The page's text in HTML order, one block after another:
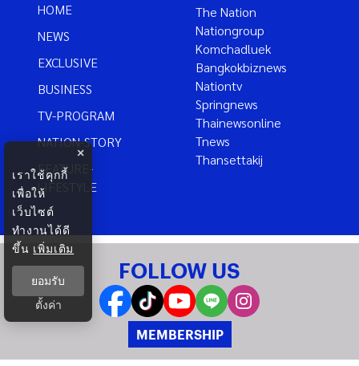
HOME
NEWS
EXCLUSIVE
BUSINESS
TV-PROGRAM
NATION-STORY
FEATURE-
LIFESTYLE
The Nation
Nationgroup
Komchadluek
Bangkokbiznews
Nationtv
Springnews
Thainewsonline
Tnews
Thansettakij
FOLLOW US
MEMBERSHIP
×
เราใช้คุกกี้
เพื่อให้
เว็บไซต์
ทำงานได้ดี
ขึ้น เพิ่มเติม
ยอมรับ
ตั้งค่า